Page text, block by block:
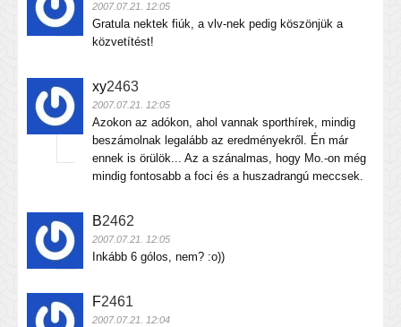
2007.07.21. 12:05
Gratula nektek fiúk, a vlv-nek pedig köszönjük a
közvetítést!
xy2463
2007.07.21. 12:05
Azokon az adókon, ahol vannak sporthírek, mindig
beszámolnak legalább az eredményekről. Én már
ennek is örülök... Az a szánalmas, hogy Mo.-on még
mindig fontosabb a foci és a huszadrangú meccsek.
B2462
2007.07.21. 12:05
Inkább 6 gólos, nem? :o))
F2461
2007.07.21. 12:04